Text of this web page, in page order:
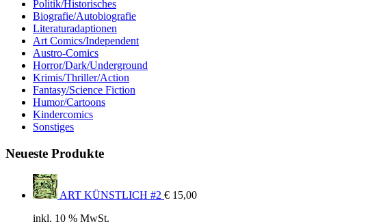
Politik/Historisches
Biografie/Autobiografie
Literaturadaptionen
Art Comics/Independent
Austro-Comics
Horror/Dark/Underground
Krimis/Thriller/Action
Fantasy/Science Fiction
Humor/Cartoons
Kindercomics
Sonstiges
Neueste Produkte
ART KÜNSTLICH #2 € 15,00
inkl. 10 % MwSt.